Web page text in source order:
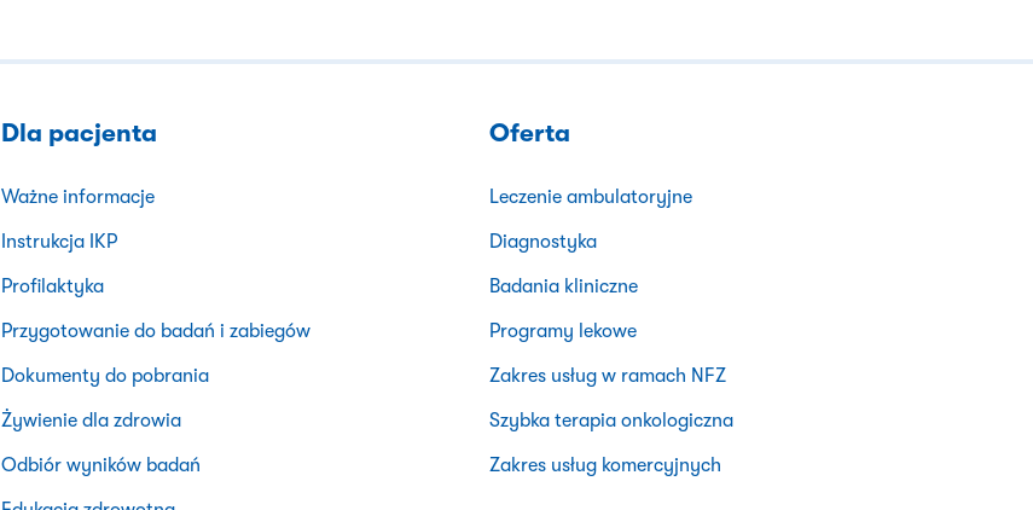
Dla pacjenta
Ważne informacje
Instrukcja IKP
Profilaktyka
Przygotowanie do badań i zabiegów
Dokumenty do pobrania
Żywienie dla zdrowia
Odbiór wyników badań
Oferta
Leczenie ambulatoryjne
Diagnostyka
Badania kliniczne
Programy lekowe
Zakres usług w ramach NFZ
Szybka terapia onkologiczna
Zakres usług komercyjnych